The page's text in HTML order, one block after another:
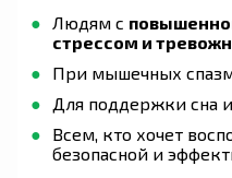
Людям с
стрессом и
При мышечных
Для поддержки сна
Всем, кто хочет
безопасной и